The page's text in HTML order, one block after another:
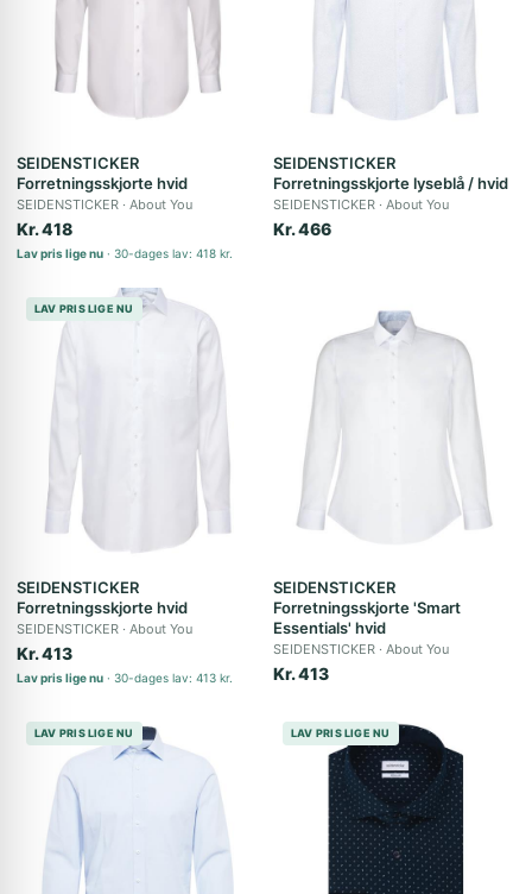
SEIDENSTICKER
Forretningsskjorte hvid
SEIDENSTICKER About You
Kr. 418
Lav pris lige nu 30-dages lav: 418 kr.
SEIDENSTICKER
Forretningsskjorte lyseblå / hvid
SEIDENSTICKER About You
Kr. 466
LAV PRIS LIGE NU
SEIDENSTICKER
Forretningsskjorte hvid
SEIDENSTICKER About You
Kr. 413
Lav pris lige nu 30-dages lav: 413 kr.
SEIDENSTICKER
Forretningsskjorte 'Smart
Essentials' hvid
SEIDENSTICKER About You
Kr. 413
LAV PRIS LIGE NU LAV PRIS LIGE NU